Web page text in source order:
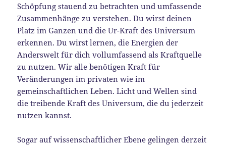
Schöpfung stauend zu betrachten und umfassende
Zusammenhänge zu verstehen. Du wirst deinen
Platz im Ganzen und die Ur-Kraft des Universum
erkennen. Du wirst lernen, die Energien der
Anderswelt für dich vollumfassend als Kraftquelle
zu nutzen. Wir alle benötigen Kraft für
Veränderungen im privaten wie im
gemeinschaftlichen Leben. Licht und Wellen sind
die treibende Kraft des Universum, die du jederzeit
nutzen kannst.
Sogar auf wissenschaftlicher Ebene gelingen derzeit